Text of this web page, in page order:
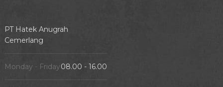
PT Hatek Anugrah
Cemerlang
Monday - Friday08.00 - 16.00